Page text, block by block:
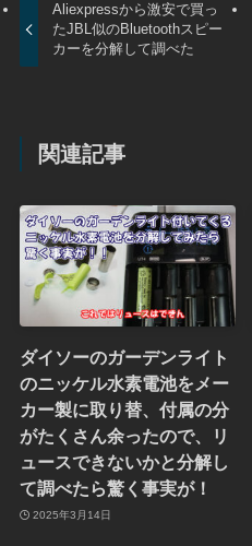
Aliexpressから激安で買っ
たJBL似のBluetoothスピー
カーを分解して調べた
関連記事
ダイソーのガーデンライト
のニッケル水素電池をメー
カー製に取り替、付属の分
がたくさん余ったので、リ
ュースできないかと分解し
て調べたら驚く事実が！
2025年3月14日